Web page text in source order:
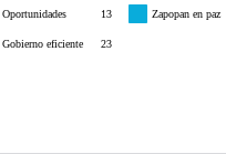
Oportunidades 13 Zapopan en paz
Gobierno eficiente 23